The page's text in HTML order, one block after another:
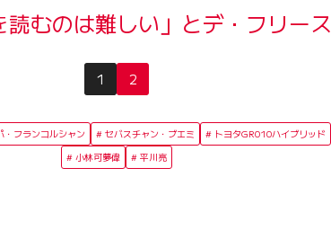
むのは難しい」とデ・フリース
1 2
・フランコルシャン セバスチャン・ブエミ トヨタGR010ハイブリッド
小林可夢偉
平川亮